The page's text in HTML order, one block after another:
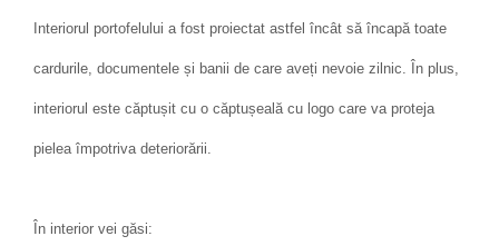
Interiorul portofelului a fost proiectat astfel încât să încapă toate
cardurile, documentele și banii de care aveți nevoie zilnic. În plus,
interiorul este căptușit cu o căptușeală cu logo care va proteja
pielea împotriva deteriorării.
În interior vei găsi: